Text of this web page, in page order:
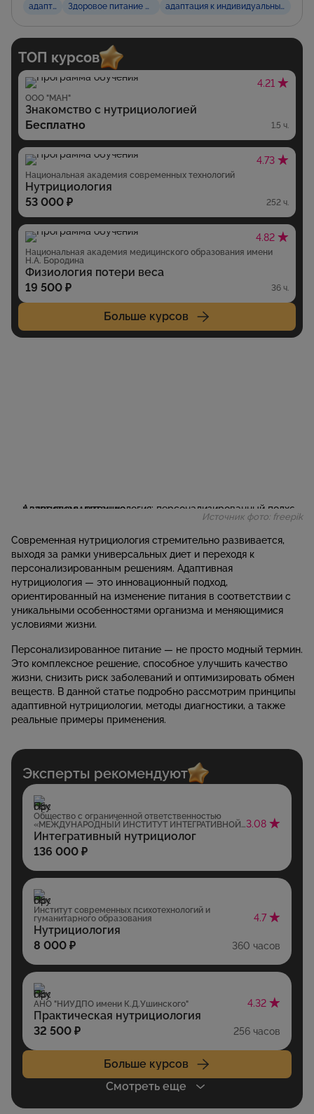
адаптацияЗдоровое питание и диетологияадаптация к индивидуальным
ТОП курсов
4.21
ООО "МАН"
Знакомство с нутрициологией
Бесплатно
1.5 ч.
4.73
Национальная академия современных технологий
Нутрициология
53 000 ₽
252 ч.
4.82
Национальная академия медицинского образования имени
Н.А. Бородина
Физиология потери веса
19 500 ₽
36 ч.
Больше курсов
Источник фото: freepik
Современная нутрициология стремительно развивается,
выходя за рамки универсальных диет и переходя к
персонализированным решениям. Адаптивная
нутрициология — это инновационный подход,
ориентированный на изменение питания в соответствии с
уникальными особенностями организма и меняющимися
условиями жизни.
Персонализированное питание — не просто модный термин.
Это комплексное решение, способное улучшить качество
жизни, снизить риск заболеваний и оптимизировать обмен
веществ. В данной статье подробно рассмотрим принципы
адаптивной нутрициологии, методы диагностики, а также
реальные примеры применения.
Эксперты рекомендуют
Общество с ограниченной ответственностью
«МЕЖДУНАРОДНЫЙ ИНСТИТУТ ИНТЕГРАТИВНОЙ
НУТРИЦИОЛОГИИ» (ООО «МИИН»)
3.08
Интегративный нутрициолог
136 000 ₽
Институт современных психотехнологий и
гуманитарного образования
4.7
Нутрициология
8 000 ₽
360 часов
АНО "НИУДПО имени К.Д.Ушинского" 4.32
Практическая нутрициология
32 500 ₽
256 часов
Больше курсов
Смотреть еще